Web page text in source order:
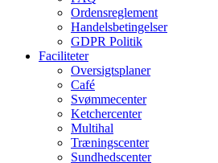
Ordensreglement
Handelsbetingelser
GDPR Politik
Faciliteter
Oversigtsplaner
Café
Svømmecenter
Ketchercenter
Multihal
Træningscenter
Sundhedscenter